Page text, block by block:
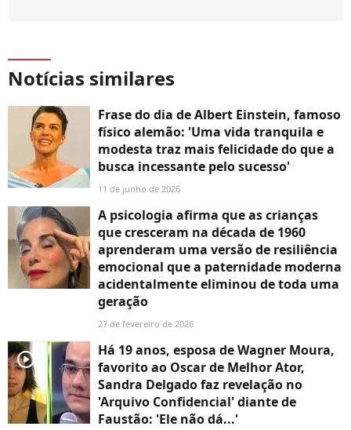
Notícias similares
Frase do dia de Albert Einstein, famoso
físico alemão: 'Uma vida tranquila e
modesta traz mais felicidade do que a
busca incessante pelo sucesso'
11 de junho de 2026
A psicologia afirma que as crianças
que cresceram na década de 1960
aprenderam uma versão de resiliência
emocional que a paternidade moderna
acidentalmente eliminou de toda uma
geração
27 de fevereiro de 2026
player2
Há 19 anos, esposa de Wagner Moura,
favorito ao Oscar de Melhor Ator,
Sandra Delgado faz revelação no
'Arquivo Confidencial' diante de
Faustão: 'Ele não dá...'